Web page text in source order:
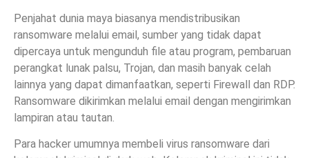
Penjahat dunia maya biasanya mendistribusikan
ransomware melalui email, sumber yang tidak dapat
dipercaya untuk mengunduh file atau program, pembaruan
perangkat lunak palsu, Trojan, dan masih banyak celah
lainnya yang dapat dimanfaatkan, seperti Firewall dan RDP.
Ransomware dikirimkan melalui email dengan mengirimkan
lampiran atau tautan.
Para hacker umumnya membeli virus ransomware dari